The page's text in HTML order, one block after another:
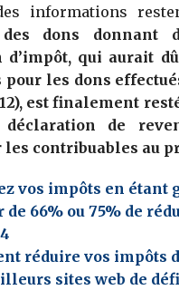
informations
dons donnant
d’impôt, qui aurait
pour les dons
est finalement
de
les contribuables au
vos impôts en étant
de 66% ou 75% de
réduire vos impôts
sites web de